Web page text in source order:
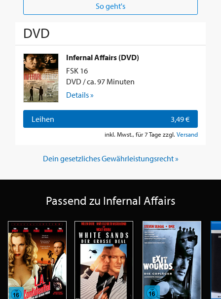
So geht's
DVD
Infernal Affairs (DVD)
FSK 16
DVD / ca. 97 Minuten
Details »
Leihen 3,49 €
inkl. Mwst., für 7 Tage zzgl. Versand
Dein gesetzliches Gewährleistungsrecht »
Passend zu Infernal Affairs